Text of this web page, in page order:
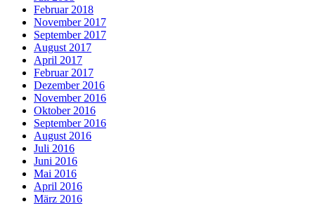
Februar 2018
November 2017
September 2017
August 2017
April 2017
Februar 2017
Dezember 2016
November 2016
Oktober 2016
September 2016
August 2016
Juli 2016
Juni 2016
Mai 2016
April 2016
März 2016